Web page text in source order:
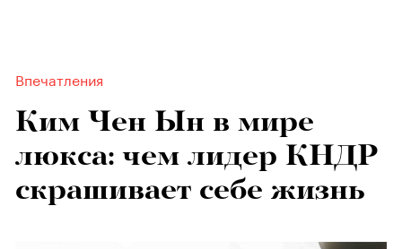
Впечатления
Ким Чен Ын в мире
люкса: чем лидер КНДР
скрашивает себе жизнь